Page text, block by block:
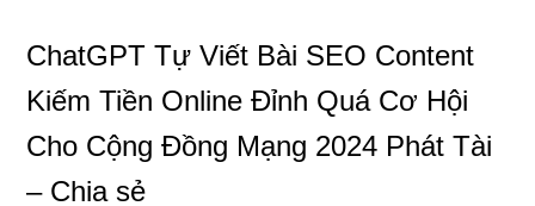
ChatGPT Tự Viết Bài SEO Content
Kiếm Tiền Online Đỉnh Quá Cơ Hội
Cho Cộng Đồng Mạng 2024 Phát Tài
– Chia sẻ